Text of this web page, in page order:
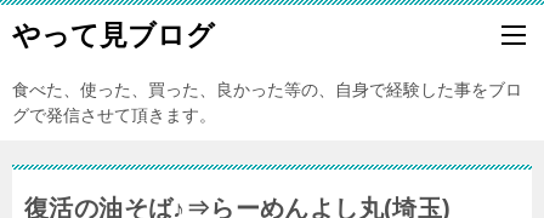
やって見ブログ
食べた、使った、買った、良かった等の、自身で経験した事をブロ
グで発信させて頂きます。
復活の油そば♪⇒らーめんよし丸(埼玉)